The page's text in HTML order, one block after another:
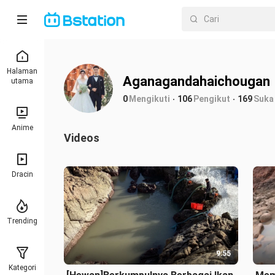
Halaman
utama
Anime
Dracin
Trending
Kategori
Aganagandahaichougan
0Mengikuti 106Pengikut 169Suka
Videos
9:55